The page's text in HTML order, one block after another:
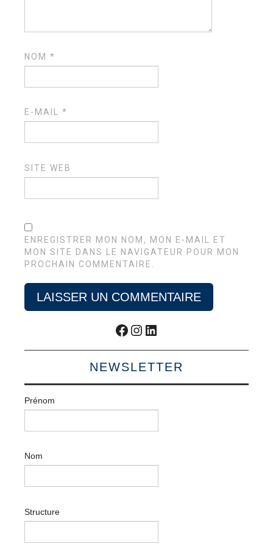
NOM*
E-MAIL*
SITE WEB
ENREGISTRER MON NOM, MON E-MAIL ET
MON SITE DANS LE NAVIGATEUR POUR MON
PROCHAIN COMMENTAIRE.
Facebook
Instagram
LinkedIn
NEWSLETTER
Prénom
Nom
Structure